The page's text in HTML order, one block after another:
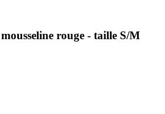
rouge - taille S/M